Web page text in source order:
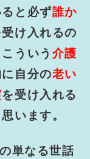
と必ず誰か
け入れるの
ういう 介護
自分の老い
を受け入れる
います。
単なる世話